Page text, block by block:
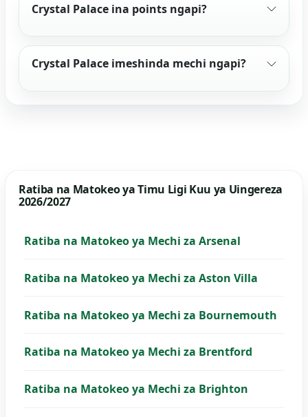
Crystal Palace ina points ngapi?
Crystal Palace imeshinda mechi ngapi?
Ratiba na Matokeo ya Timu Ligi Kuu ya Uingereza
2026/2027
Ratiba na Matokeo ya Mechi za Arsenal
Ratiba na Matokeo ya Mechi za Aston Villa
Ratiba na Matokeo ya Mechi za Bournemouth
Ratiba na Matokeo ya Mechi za Brentford
Ratiba na Matokeo ya Mechi za Brighton